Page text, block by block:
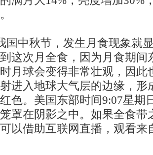
国中秋节，发生月食现象就
这次月全食，因为月食期间
月球会变得非常壮观，因此
进入地球大气层的边缘，形
红色。美国东部时间9:07星期
罩在阴影之中。如果全食带
以借助互联网直播，观看来